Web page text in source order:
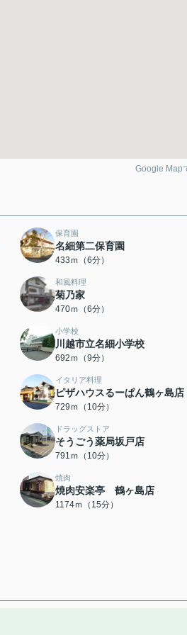
Google Map
保育園
名細第二保育園
433ｍ（6分）
和風料理
菊乃家
470ｍ（6分）
小学校
川越市立名細小学校
692ｍ（9分）
イタリア料理
ピザハウスるーぱん鶴ヶ島店
729ｍ（10分）
ドラッグストア
そうごう薬局坂戸店
791ｍ（10分）
焼肉
焼肉安楽亭 鶴ヶ島店
1174ｍ（15分）